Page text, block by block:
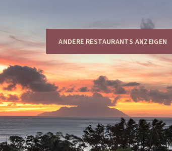
ANDERE RESTAURANTS ANZEIGEN